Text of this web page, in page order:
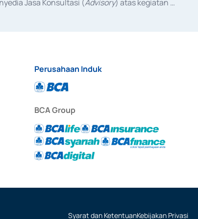
Jasa Konsultasi (Advisory) atas kegiatan
Perusahaan Induk
BCA Group
Syarat dan KetentuanKebijakan Privasi